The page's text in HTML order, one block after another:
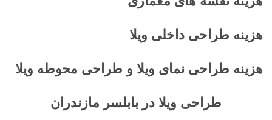
هزینه طراحی داخلی ویلا
هزینه طراحی نمای ویلا و طراحی محوطه ویلا
طراحی ویلا در بابلسر مازندران